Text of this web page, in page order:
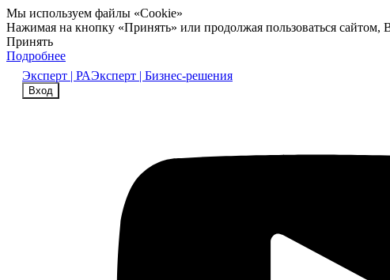
Мы используем файлы «Cookie»
Нажимая на кнопку «Принять» или продолжая пользоваться
Принять
Подробнее
Эксперт | РАЭксперт | Бизнес-решения
Вход